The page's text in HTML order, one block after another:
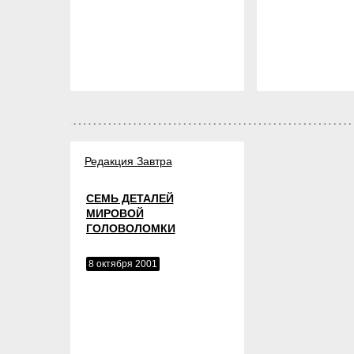
Редакция Завтра
СЕМЬ ДЕТАЛЕЙ
МИРОВОЙ
ГОЛОВОЛОМКИ
8 октября 2001